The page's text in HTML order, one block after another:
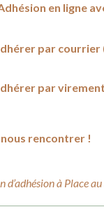
en ligne
par courrier
par virement
rencontrer !
d’adhésion à Place